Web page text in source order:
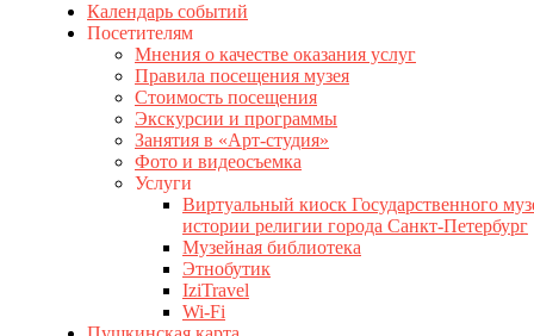
Календарь событий
Посетителям
Мнения о качестве оказания услуг
Правила посещения музея
Стоимость посещения
Экскурсии и программы
Занятия в «Арт-студия»
Фото и видеосъемка
Услуги
Виртуальный киоск Государственного
истории религии города Санкт-Петербург
Музейная библиотека
Этнобутик
IziTravel
Wi-Fi